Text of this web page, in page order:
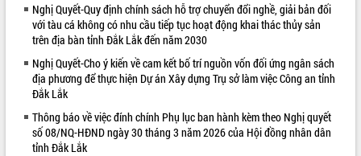
Lễ truy tặng danh hiệu “Bà Mẹ Việt
Nam Anh hùng” và trao Huân chương
UBND tỉnh Đắk Lắk triển khai nhiệm
vụ 6 tháng cuối năm 2026
tỉnh khóa XI quyết nghị nhiều nội dung
quan trọng
ALBUM ẢNH
Nghị Quyết-Quy định chính sách hỗ trợ chuyển đổi nghề, giải bản đối
với tàu cá không có nhu cầu tiếp tục hoạt động khai thác thủy sản
trên địa bàn tỉnh Đắk Lắk đến năm 2030
Nghị Quyết-Cho ý kiến về cam kết bố trí nguồn vốn đối ứng ngân sách
địa phương để thực hiện Dự án Xây dựng Trụ sở làm việc Công an tỉnh
Đắk Lắk
Thông báo về việc đính chính Phụ lục ban hành kèm theo Nghị quyết
số 08/NQ-HĐND ngày 30 tháng 3 năm 2026 của Hội đồng nhân dân
tỉnh Đắk Lắk